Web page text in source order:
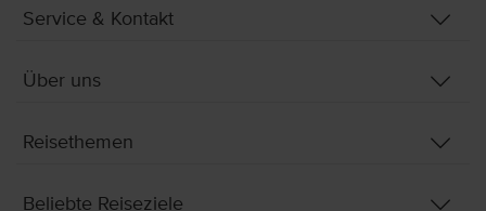
Service & Kontakt
Über uns
Reisethemen
Beliebte Reiseziele